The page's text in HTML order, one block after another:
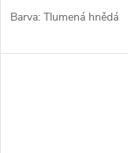
Barva: Tlumená hnědá